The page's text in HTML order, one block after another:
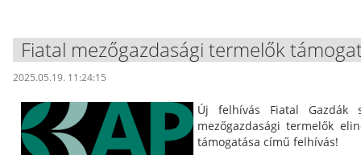
Fiatal mezőgazdasági termelők
2025.05.19. 11:24:15
Új felhívás Fiatal Gazdák
mezőgazdasági termelők
támogatása című felhívás!